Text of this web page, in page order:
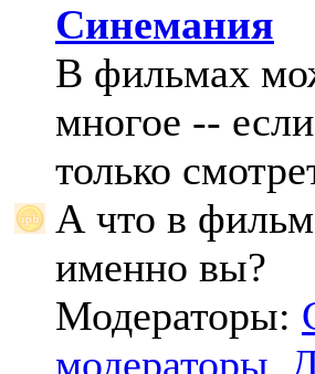
Синемания
В фильмах
многое --
только
А что в
именно вы?
Модераторы:
модераторы,